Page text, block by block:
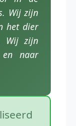
Wij zijn
het dier
Wij zijn
naar